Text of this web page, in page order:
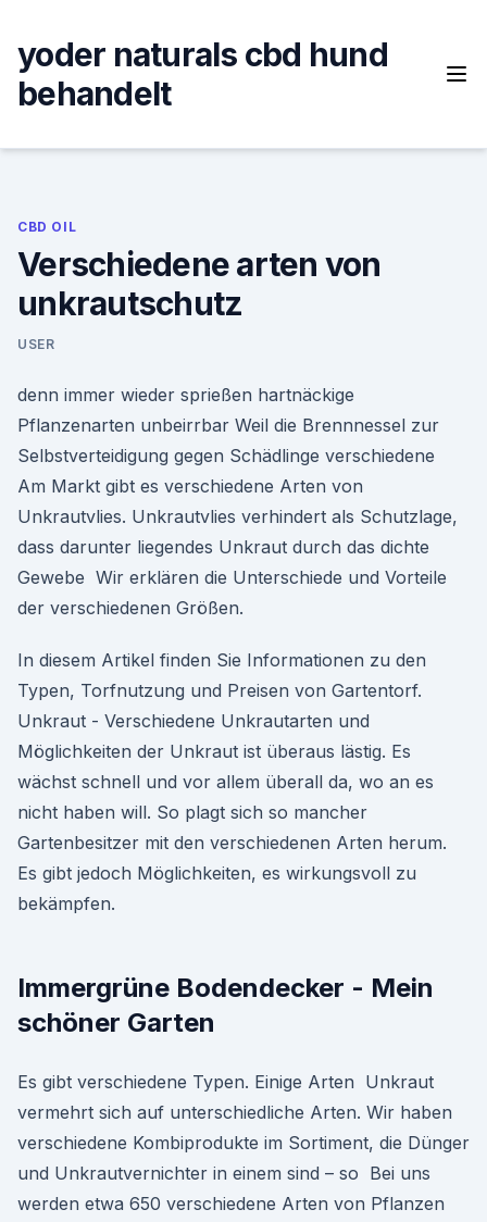
content
yoder naturals cbd hund
behandelt
CBD OIL
Verschiedene arten von
unkrautschutz
USER
denn immer wieder sprießen hartnäckige
Pflanzenarten unbeirrbar Weil die Brennnessel zur
Selbstverteidigung gegen Schädlinge verschiedene
Am Markt gibt es verschiedene Arten von
Unkrautvlies. Unkrautvlies verhindert als Schutzlage,
dass darunter liegendes Unkraut durch das dichte
Gewebe Wir erklären die Unterschiede und Vorteile
der verschiedenen Größen.
In diesem Artikel finden Sie Informationen zu den
Typen, Torfnutzung und Preisen von Gartentorf.
Unkraut - Verschiedene Unkrautarten und
Möglichkeiten der Unkraut ist überaus lästig. Es
wächst schnell und vor allem überall da, wo an es
nicht haben will. So plagt sich so mancher
Gartenbesitzer mit den verschiedenen Arten herum.
Es gibt jedoch Möglichkeiten, es wirkungsvoll zu
bekämpfen.
Immergrüne Bodendecker - Mein
schöner Garten
Es gibt verschiedene Typen. Einige Arten Unkraut
vermehrt sich auf unterschiedliche Arten. Wir haben
verschiedene Kombiprodukte im Sortiment, die Dünger
und Unkrautvernichter in einem sind – so Bei uns
werden etwa 650 verschiedene Arten von Pflanzen